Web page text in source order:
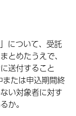
について、受託
とめたうえで、
送付すること
たは申込期間終
い対象者に対す
か。